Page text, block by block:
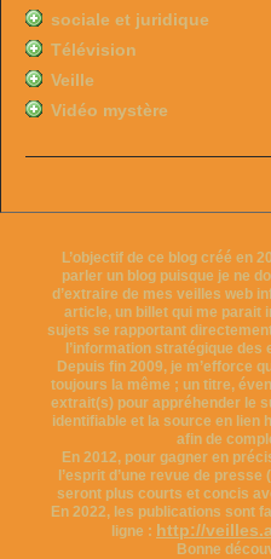
sociale et juridique
Télévision
Veille
Vidéo mystère
L’objectif de ce blog créé en
parler un blog puisque je ne
d’extraire de mes veilles web
article, un billet qui me parait
sujets se rapportant
l’information stratégique
Depuis fin 2009, je m’efforce
toujours la même ; un titre,
extrait(s) pour appréhender le
identifiable et la source en lien
afin de
En 2012, pour gagner en
l’esprit d’une revue de
seront plus courts et concis
En 2022, les publications sont
ligne : http://
Bonne